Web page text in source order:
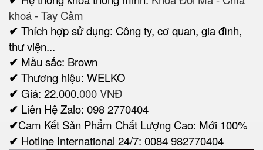
khoá - Tay Cầm
✔ Thích hợp sử dụng: Công ty, cơ quan, gia đình,
thư viện...
✔ Mầu sắc: Brown
✔ Thương hiệu: WELKO
✔ Giá: 22.000.000 VNĐ
✔ Liên Hệ Zalo: 098 2770404
✔Cam Kết Sản Phẩm Chất Lượng Cao: Mới 100%
✔ Hotline International 24/7: 0084 982770404